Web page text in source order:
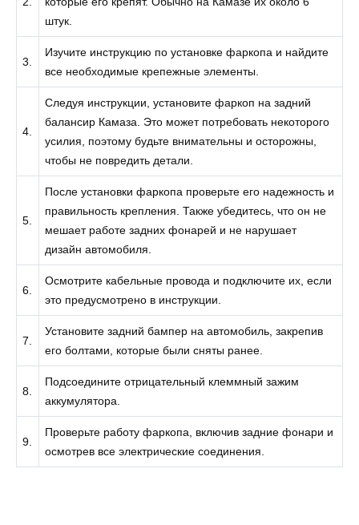
штук.
3.
Изучите инструкцию по установке фаркопа и найдите
все необходимые крепежные элементы.
4.
Следуя инструкции, установите фаркоп на задний
балансир Камаза. Это может потребовать некоторого
усилия, поэтому будьте внимательны и осторожны,
чтобы не повредить детали.
5.
После установки фаркопа проверьте его надежность и
правильность крепления. Также убедитесь, что он не
мешает работе задних фонарей и не нарушает
дизайн автомобиля.
6.
Осмотрите кабельные провода и подключите их, если
это предусмотрено в инструкции.
7.
Установите задний бампер на автомобиль, закрепив
его болтами, которые были сняты ранее.
8.
Подсоедините отрицательный клеммный зажим
аккумулятора.
9.
Проверьте работу фаркопа, включив задние фонари и
осмотрев все электрические соединения.